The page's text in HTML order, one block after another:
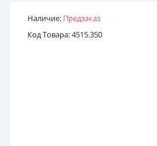
Наличие: Предзаказ
Код Товара: 4515.350